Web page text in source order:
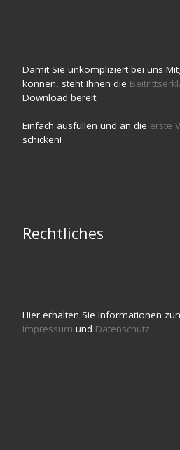
Damit Sie unkompliziert bei uns
können, steht Ihnen die
Download bereit.
Einfach ausfüllen und an die erste
schicken!
Rechtliches
Hier erhalten Sie Informationen
Impressum und Datenschutz.